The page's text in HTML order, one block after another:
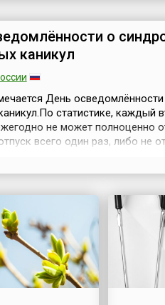
жители мега...
о
каникул
День
статистике, каждый
не может полноценно
всего один раз, либо не
исследования, ...